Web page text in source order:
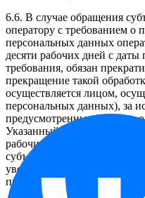
6.6. В случае обращения
оператору с требованием о
персональных данных
десяти рабочих дней с
требования, обязан
прекращение такой
осуществляется лицом,
персональных данных), за
предусмотренных Законом
Указанный срок может быть
рабочих дней в случае
субъекта персональных
уведомления с указанием
предоставления